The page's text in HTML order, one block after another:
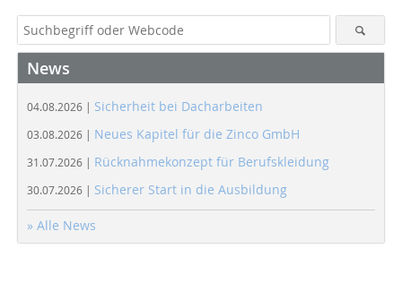
News
04.08.2026 | Sicherheit bei Dacharbeiten
03.08.2026 | Neues Kapitel für die Zinco GmbH
31.07.2026 | Rücknahmekonzept für Berufskleidung
30.07.2026 | Sicherer Start in die Ausbildung
» Alle News